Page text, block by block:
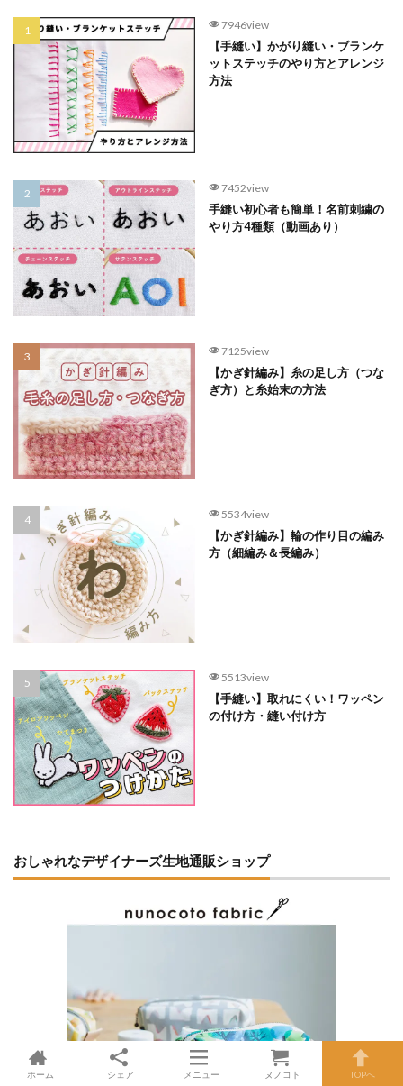
7946view
【手縫い】かがり縫い・ブランケ
ットステッチのやり方とアレンジ
方法
7452view
手縫い初心者も簡単！名前刺繍の
やり方4種類（動画あり）
7125view
【かぎ針編み】糸の足し方（つな
ぎ方）と糸始末の方法
5534view
【かぎ針編み】輪の作り目の編み
方（細編み＆長編み）
5513view
【手縫い】取れにくい！ワッペン
の付け方・縫い付け方
おしゃれなデザイナーズ生地通販ショップ
ホーム シェア メニュー ヌノコト TOPへ